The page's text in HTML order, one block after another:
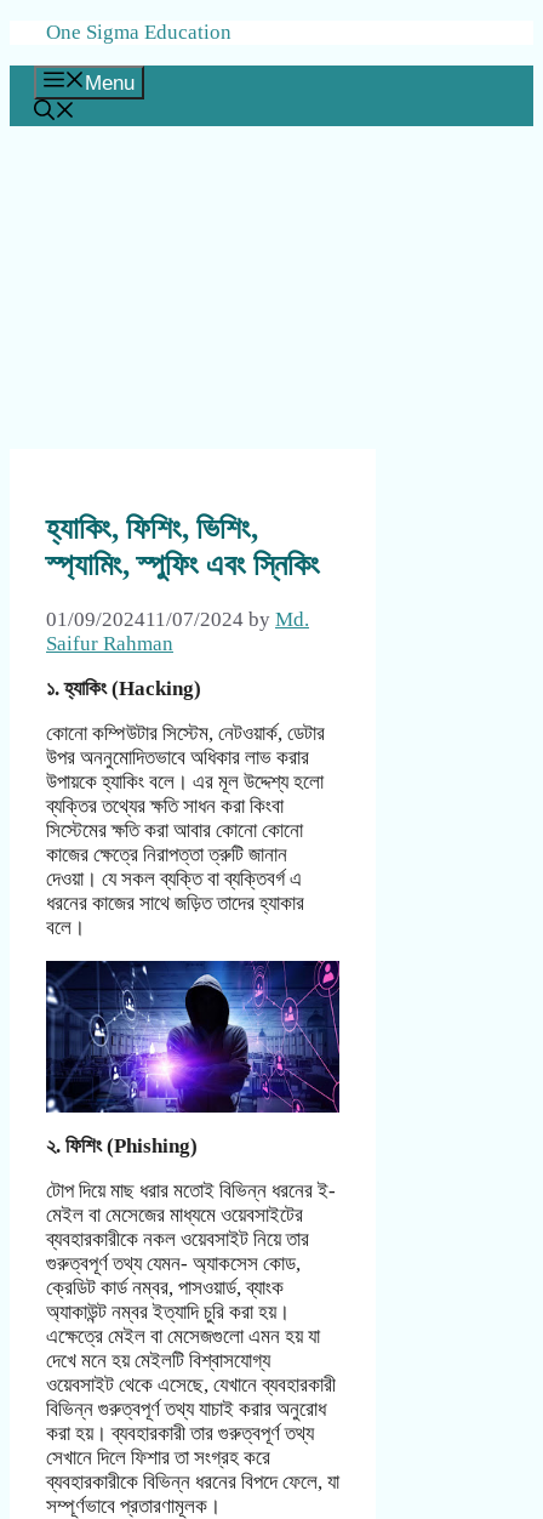
Skip
content
One Sigma Education
Menu
হ্যাকিং, ফিশিং, ভিশিং,
স্প্যামিং, স্পুফিং এবং স্নিকিং
01/09/202411/07/2024 by Md.
Saifur Rahman
১. হ্যাকিং (Hacking)
কোনো কম্পিউটার সিস্টেম, নেটওয়ার্ক, ডেটার
উপর অননুমোদিতভাবে অধিকার লাভ করার
উপায়কে হ্যাকিং বলে। এর মূল উদ্দেশ্য হলো
ব্যক্তির তথ্যের ক্ষতি সাধন করা কিংবা
সিস্টেমের ক্ষতি করা আবার কোনো কোনো
কাজের ক্ষেত্রে নিরাপত্তা ত্রুটি জানান
দেওয়া। যে সকল ব্যক্তি বা ব্যক্তিবর্গ এ
ধরনের কাজের সাথে জড়িত তাদের হ্যাকার
বলে।
২. ফিশিং (Phishing)
টোপ দিয়ে মাছ ধরার মতোই বিভিন্ন ধরনের ই-
মেইল বা মেসেজের মাধ্যমে ওয়েবসাইটের
ব্যবহারকারীকে নকল ওয়েবসাইট নিয়ে তার
গুরুত্বপূর্ণ তথ্য যেমন- অ্যাকসেস কোড,
ক্রেডিট কার্ড নম্বর, পাসওয়ার্ড, ব্যাংক
অ্যাকাউন্ট নম্বর ইত্যাদি চুরি করা হয়।
এক্ষেত্রে মেইল বা মেসেজগুলো এমন হয় যা
দেখে মনে হয় মেইলটি বিশ্বাসযোগ্য
ওয়েবসাইট থেকে এসেছে, যেখানে ব্যবহারকারী
বিভিন্ন গুরুত্বপূর্ণ তথ্য যাচাই করার অনুরোধ
করা হয়। ব্যবহারকারী তার গুরুত্বপূর্ণ তথ্য
সেখানে দিলে ফিশার তা সংগ্রহ করে
ব্যবহারকারীকে বিভিন্ন ধরনের বিপদে ফেলে, যা
সম্পূর্ণভাবে প্রতারণামূলক।